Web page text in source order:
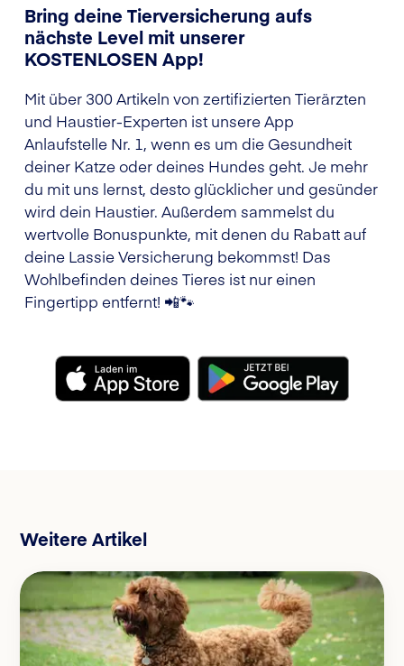
Bring deine Tierversicherung aufs
nächste Level mit unserer
KOSTENLOSEN App!
Mit über 300 Artikeln von zertifizierten Tierärzten
und Haustier-Experten ist unsere App
Anlaufstelle Nr. 1, wenn es um die Gesundheit
deiner Katze oder deines Hundes geht. Je mehr
du mit uns lernst, desto glücklicher und gesünder
wird dein Haustier. Außerdem sammelst du
wertvolle Bonuspunkte, mit denen du Rabatt auf
deine Lassie Versicherung bekommst! Das
Wohlbefinden deines Tieres ist nur einen
Fingertipp entfernt! 📲🐾
Weitere Artikel